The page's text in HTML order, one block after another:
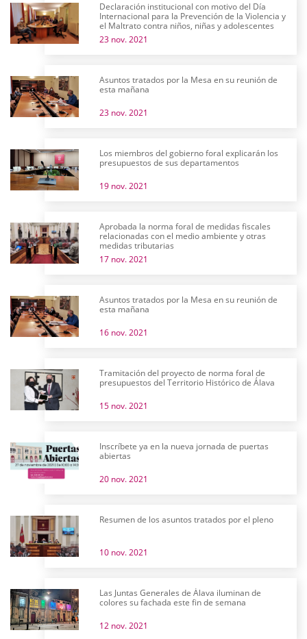
Declaración institucional con motivo del Día
Internacional para la Prevención de la Violencia y
el Maltrato contra niños, niñas y adolescentes
23 nov. 2021
Asuntos tratados por la Mesa en su reunión de
esta mañana
23 nov. 2021
Los miembros del gobierno foral explicarán los
presupuestos de sus departamentos
19 nov. 2021
Aprobada la norma foral de medidas fiscales
relacionadas con el medio ambiente y otras
medidas tributarias
17 nov. 2021
Asuntos tratados por la Mesa en su reunión de
esta mañana
16 nov. 2021
Tramitación del proyecto de norma foral de
presupuestos del Territorio Histórico de Álava
15 nov. 2021
Inscríbete ya en la nueva jornada de puertas
abiertas
20 nov. 2021
Resumen de los asuntos tratados por el pleno
10 nov. 2021
Las Juntas Generales de Álava iluminan de
colores su fachada este fin de semana
12 nov. 2021